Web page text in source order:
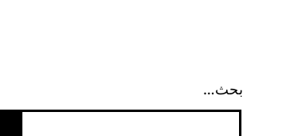
بحث…